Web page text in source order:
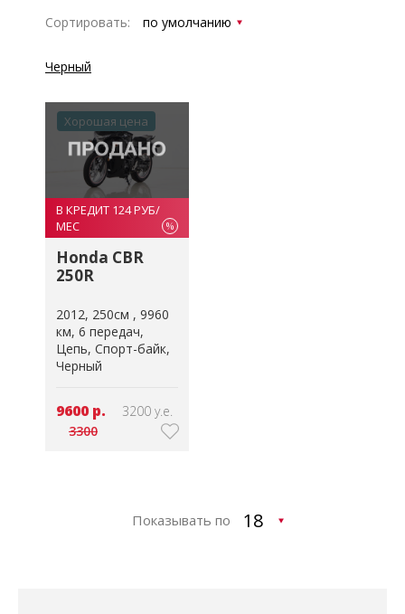
Сортировать:
Черный
Хорошая цена
В КРЕДИТ 124 РУБ/
МЕС
%
Honda CBR
250R
2012 250см
9960
км 6 передач
Цепь Спорт-байк
Черный
9600 р.
3200 у.е.
3300
Показывать по